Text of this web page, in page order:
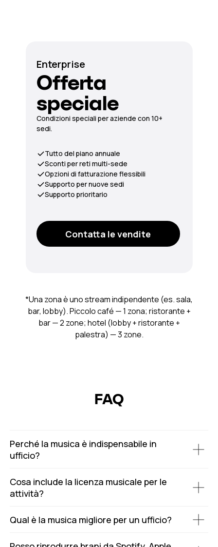
*Una zona è uno stream indipendente (es. sala,
bar, lobby). Piccolo café — 1 zona; ristorante +
bar — 2 zone; hotel (lobby + ristorante +
palestra) — 3 zone.
Enterprise
Offerta
speciale
Condizioni speciali per aziende con 10+
sedi.
Contatta le vendite
Tutto del piano annuale
Sconti per reti multi-sede
Opzioni di fatturazione flessibili
Supporto per nuove sedi
Supporto prioritario
FAQ
Perché la musica è indispensabile in
ufficio?
Cosa include la licenza musicale per le
attività?
Qual è la musica migliore per un ufficio?